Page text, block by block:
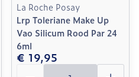
La Roche Posay
Lrp Toleriane Make Up
Vao Silicum Rood Par 24
6ml
€ 19,95
Aantal